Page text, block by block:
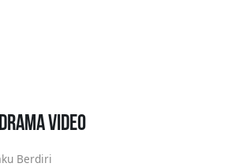
Video
Berdiri